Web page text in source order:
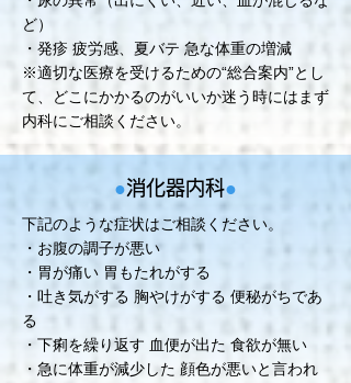
ど）
・発疹 疲労感、夏バテ 急な体重の増減
※適切な医療を受けるための“総合案内”とし
て、どこにかかるのがいいか迷う時にはまず
内科にご相談ください。
●消化器内科●
下記のような症状はご相談ください。
・お腹の調子が悪い
・胃が痛い 胃もたれがする
・吐き気がする 胸やけがする 便秘がちであ
る
・下痢を繰り返す 血便が出た 食欲が無い
・急に体重が減少した 顔色が悪いと言われ